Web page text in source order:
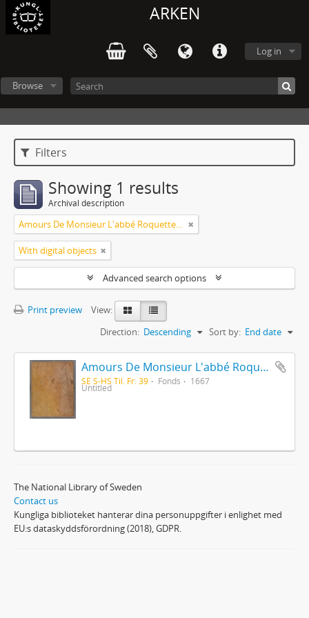
ARKEN
Log in
Browse
Filters
Showing 1 results
Archival description
Amours De Monsieur L'abbé Roquette avec Mademoiselle de Montauzier par Monsieur L'abbé Le Camus 1667
With digital objects
Advanced search options
Print preview
View:
Sort by: End date
Direction: Descending
Amours De Monsieur L'abbé Roquette avec Mademoiselle de Montauzier par Monsieur L'abbé Le Camus 1667
SE S-HS Til. Fr. 39 Fonds 1667
Untitled
The National Library of Sweden
Contact us
Kungliga biblioteket hanterar dina personuppgifter i enlighet med
EU:s dataskyddsförordning (2018), GDPR.